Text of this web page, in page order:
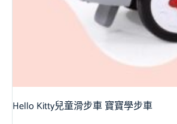
Hello Kitty兒童滑步車 寶寶學步車